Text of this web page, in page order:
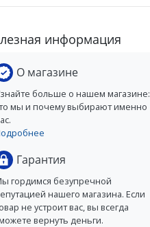
информация
О магазине
больше о нашем магазине:
мы и почему выбирают именно
Гарантия
гордимся безупречной
нашего магазина. Если
не устроит вас, вы всегда
вернуть деньги.